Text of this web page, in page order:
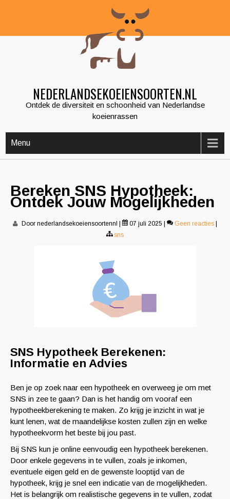
NEDERLANDSEKOEIENSOORTEN.NL
Ontdek de diversiteit en schoonheid van Nederlandse
koeienrassen
Menu
Bereken SNS Hypotheek:
Ontdek Jouw Mogelijkheden
Door nederlandsekoeiensoortennl 07 juli 2025 Geen reacties
sns
SNS Hypotheek Berekenen:
Informatie en Advies
Ben je op zoek naar een hypotheek en overweeg je om met
SNS in zee te gaan? Dan is het handig om vooraf een
hypotheekberekening te maken. Zo krijg je inzicht in wat je
kunt lenen, wat de maandelijkse kosten zullen zijn en welke
hypotheekvorm het beste bij jou past.
Bij SNS kun je online eenvoudig een hypotheek berekenen.
Door enkele gegevens in te vullen, zoals je inkomen,
eventuele eigen geld en de gewenste looptijd van de
hypotheek, krijg je snel een indicatie van de mogelijkheden.
Het is belangrijk om realistische gegevens in te vullen, zodat